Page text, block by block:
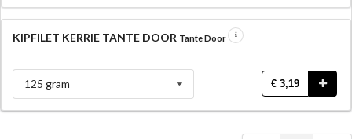
KIPFILET KERRIE TANTE DOOR Tante Door
125 gram € 3,19